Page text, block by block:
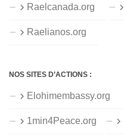
Raelcanada.org
Raelianos.org
NOS SITES D’ACTIONS :
Elohimembassy.org
1min4Peace.org